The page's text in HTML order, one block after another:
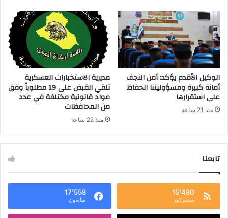
الوكيل الأقدم يؤكد: أمن النجف
أمانة كبيرة ومسؤوليتنا الحفاظ
على استقرارها
منذ 21 ساعة
مديرية الاستخبارات العسكرية
تلقي القبض على 19 مطلوباً وفق
مواد قانونية مختلفة في عدد
من المحافظات
منذ 22 ساعة
تابعنا
15٬480
مشتركون
17٬558
متابعون